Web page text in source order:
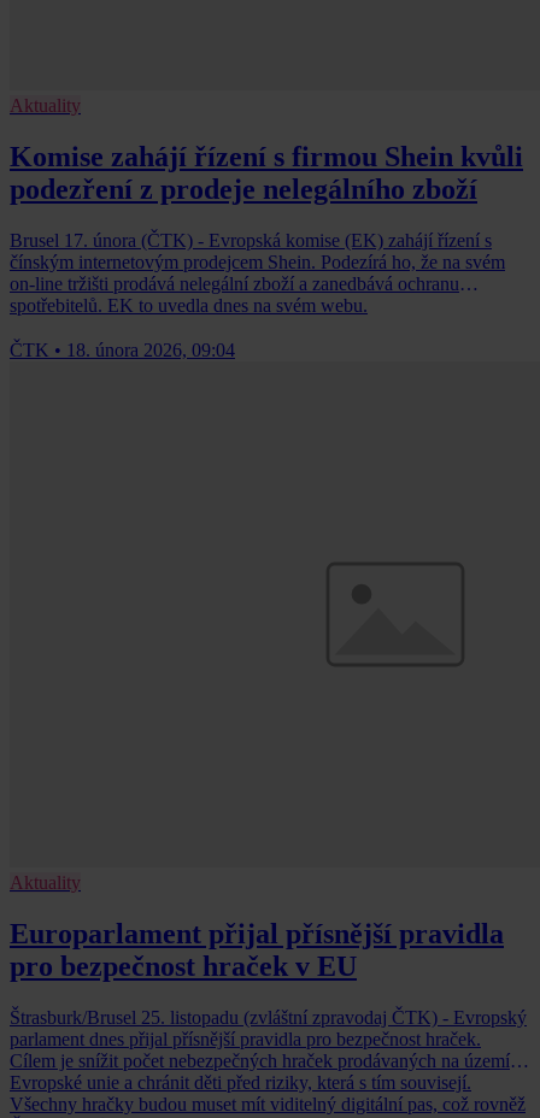
Aktuality
Komise zahájí řízení s firmou Shein kvůli
podezření z prodeje nelegálního zboží
Brusel 17. února (ČTK) - Evropská komise (EK) zahájí řízení s
čínským internetovým prodejcem Shein. Podezírá ho, že na svém
on-line tržišti prodává nelegální zboží a zanedbává ochranu
spotřebitelů. EK to uvedla dnes na svém webu.
ČTK • 18. února 2026, 09:04
Aktuality
Europarlament přijal přísnější pravidla
pro bezpečnost hraček v EU
Štrasburk/Brusel 25. listopadu (zvláštní zpravodaj ČTK) - Evropský
parlament dnes přijal přísnější pravidla pro bezpečnost hraček.
Cílem je snížit počet nebezpečných hraček prodávaných na území
Evropské unie a chránit děti před riziky, která s tím souvisejí.
Všechny hračky budou muset mít viditelný digitální pas, což rovněž